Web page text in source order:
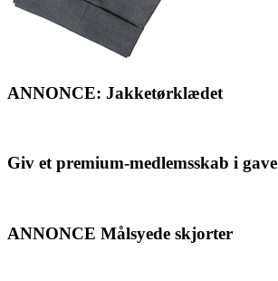
ANNONCE: Jakketørklædet
Giv et premium-medlemsskab i gave
ANNONCE Målsyede skjorter